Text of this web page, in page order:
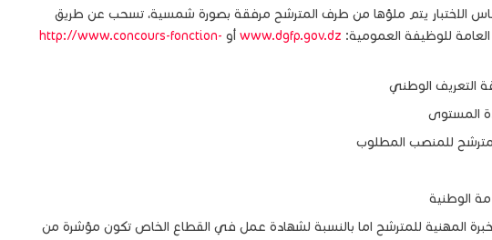
الاختبار يتم ملؤها من طرف المترشح مرفقة بصورة شمسية، تسحب عن طريق
العامة للوظيفة العمومية: www.dgfp.gov.dz أو http://www.concours-fonction-
التعريف الوطني
المستوى
للمنصب المطلوب
الوطنية
المهنية للمترشح اما بالنسبة لشهادة عمل في القطاع الخاص تكون مؤشرة من